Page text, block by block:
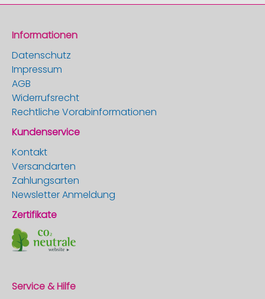
Informationen
Datenschutz
Impressum
AGB
Widerrufsrecht
Rechtliche Vorabinformationen
Kundenservice
Kontakt
Versandarten
Zahlungsarten
Newsletter Anmeldung
Zertifikate
Service & Hilfe